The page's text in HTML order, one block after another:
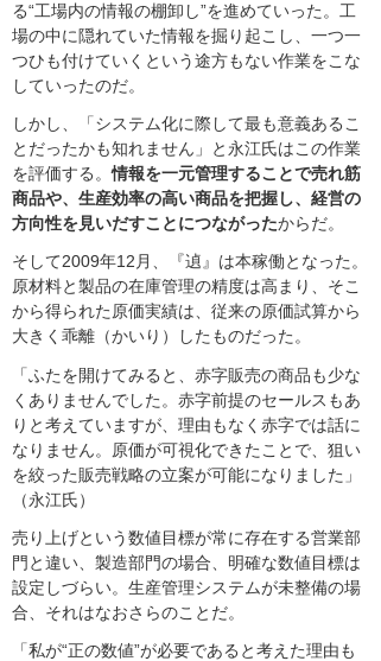
る“工場内の情報の棚卸し”を進めていった。工
場の中に隠れていた情報を掘り起こし、一つ一
つひも付けていくという途方もない作業をこな
していったのだ。
しかし、「システム化に際して最も意義あるこ
とだったかも知れません」と永江氏はこの作業
を評価する。情報を一元管理することで売れ筋
商品や、生産効率の高い商品を把握し、経営の
方向性を見いだすことにつながったからだ。
そして2009年12月、『遉』は本稼働となった。
原材料と製品の在庫管理の精度は高まり、そこ
から得られた原価実績は、従来の原価試算から
大きく乖離（かいり）したものだった。
「ふたを開けてみると、赤字販売の商品も少な
くありませんでした。赤字前提のセールスもあ
りと考えていますが、理由もなく赤字では話に
なりません。原価が可視化できたことで、狙い
を絞った販売戦略の立案が可能になりました」
（永江氏）
売り上げという数値目標が常に存在する営業部
門と違い、製造部門の場合、明確な数値目標は
設定しづらい。生産管理システムが未整備の場
合、それはなおさらのことだ。
「私が“正の数値”が必要であると考えた理由も